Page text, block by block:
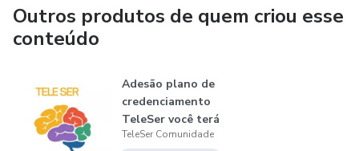
A sua mente integrada: Saúde Fisica, mental e espiritual.
Outros produtos de quem criou esse
conteúdo
Adesão plano de
credenciamento
TeleSer você terá
acesso às...
TeleSer Comunidade